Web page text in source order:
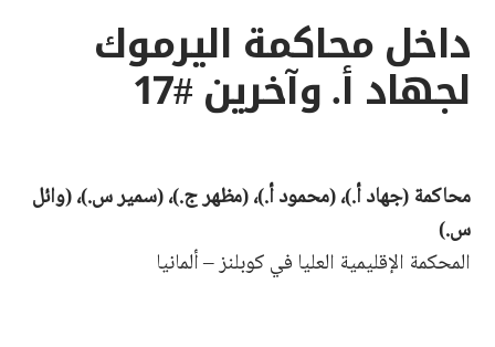
داخل محاكمة اليرموك
لجهاد أ. وآخرين #17
محاكمة (جهاد أ.)، (محمود أ.)، (مظهر ج.)، (سمير س.)، (وائل
س.)
المحكمة الإقليمية العليا في كوبلنز – ألمانيا